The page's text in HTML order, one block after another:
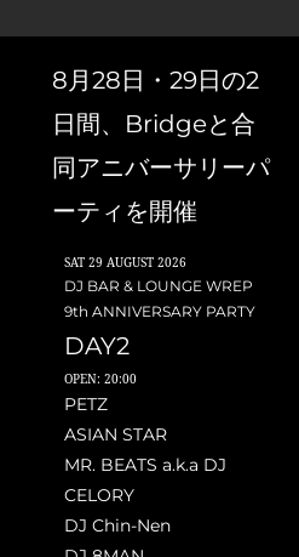
8月28日・29日の2
日間、Bridgeと合
同アニバーサリーパ
ーティを開催
SAT 29 AUGUST 2026
DJ BAR & LOUNGE WREP
9th ANNIVERSARY PARTY
DAY2
OPEN: 20:00
PETZ
ASIAN STAR
MR. BEATS a.k.a DJ
CELORY
DJ Chin-Nen